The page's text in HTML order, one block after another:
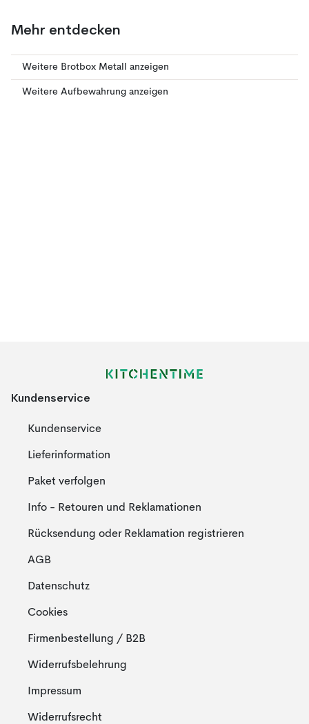
Mehr entdecken
Weitere Brotbox Metall anzeigen
Weitere Aufbewahrung anzeigen
Kundenservice
Kundenservice
Lieferinformation
Paket verfolgen
Info - Retouren und Reklamationen
Rücksendung oder Reklamation registrieren
AGB
Datenschutz
Cookies
Firmenbestellung / B2B
Widerrufsbelehrung
Impressum
Widerrufsrecht